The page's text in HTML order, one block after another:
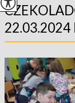
22.03.2024